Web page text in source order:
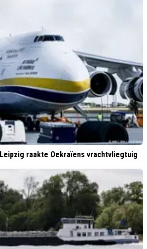
raakte Oekraïens vrachtvliegtuig